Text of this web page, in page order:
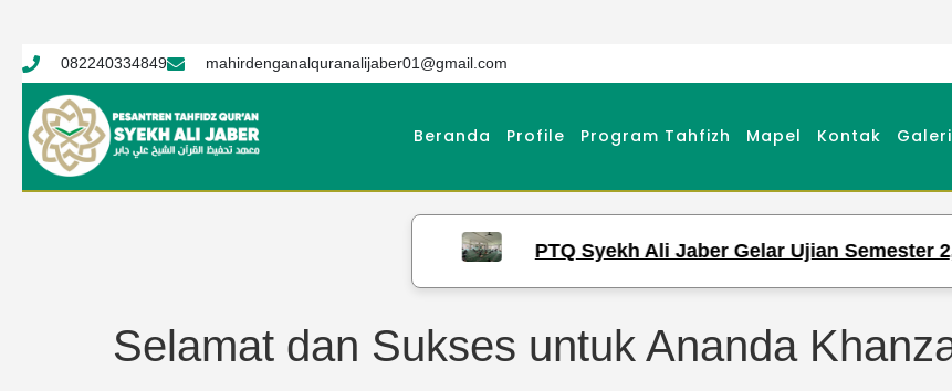
082240334849 mahirdenganalquranalijaber01@gmail.com
Beranda Profile Program Tahfizh Mapel Kontak
PTQ Syekh Ali Jaber Gelar Ujian Semester 2,
Selamat dan Sukses untuk Ananda